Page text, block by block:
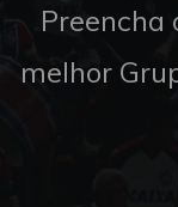
Preencha
melhor